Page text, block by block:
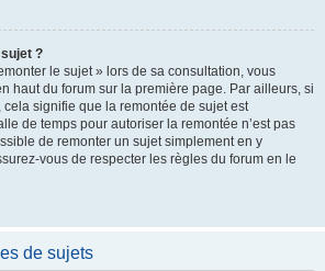
?
le sujet » lors de sa consultation, vous
haut du forum sur la première page. Par ailleurs, si
signifie que la remontée de sujet est
de temps pour autoriser la remontée n’est pas
de remonter un sujet simplement en y
vous de respecter les règles du forum en le
de sujets